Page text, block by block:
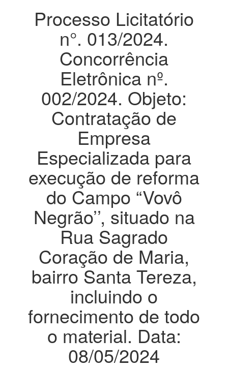
Processo Licitatório
n°. 013/2024.
Concorrência
Eletrônica nº.
002/2024. Objeto:
Contratação de
Empresa
Especializada para
execução de reforma
do Campo “Vovô
Negrão’’, situado na
Rua Sagrado
Coração de Maria,
bairro Santa Tereza,
incluindo o
fornecimento de todo
o material. Data:
08/05/2024